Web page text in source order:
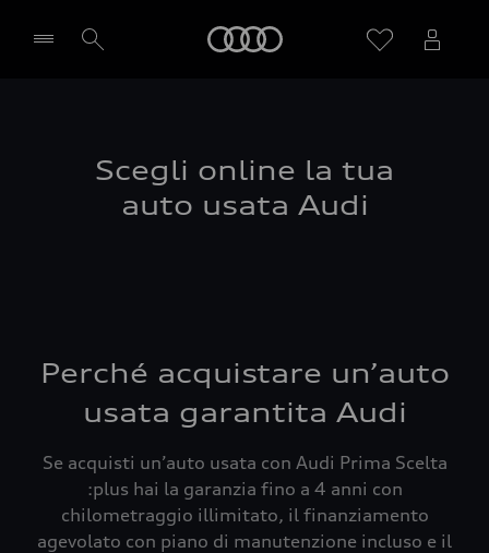
Scegli online la tua
auto usata Audi
Perché acquistare un’auto
usata garantita Audi
Se acquisti un’auto usata con Audi Prima Scelta
:plus hai la garanzia fino a 4 anni con
chilometraggio illimitato, il finanziamento
agevolato con piano di manutenzione incluso e il